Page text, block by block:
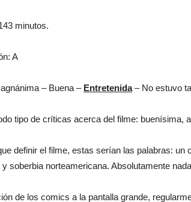
minutos.
A
– Buena – Entretenida– No estuvo
tipo de críticas acerca del filme: buenísima,
definir el filme, estas serían las palabras:
soberbia norteamericana. Absolutamente
de los comics a la pantalla grande,